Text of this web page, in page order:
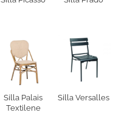
Silla Palais
Textilene
Silla Versalles